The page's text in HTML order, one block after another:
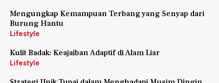
Mengungkap Kemampuan Terbang yang Senyap dari
Burung Hantu
Lifestyle
Kulit Badak: Keajaiban Adaptif di Alam Liar
Lifestyle